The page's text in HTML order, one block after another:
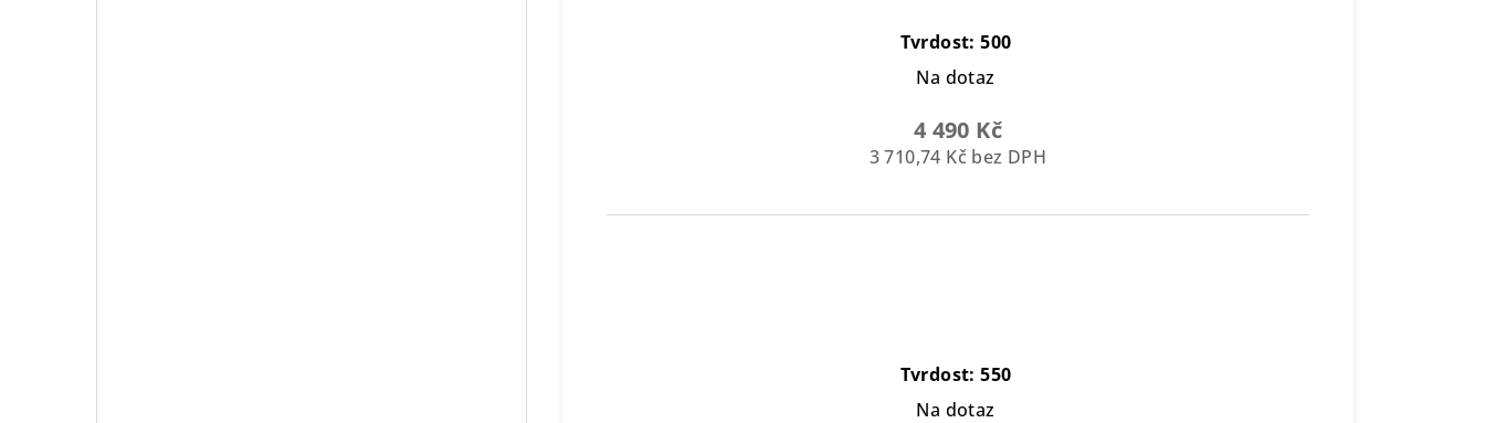
Tvrdost: 500
Na dotaz
4 490 Kč
3 710,74 Kč bez DPH
Tvrdost: 550
Na dotaz